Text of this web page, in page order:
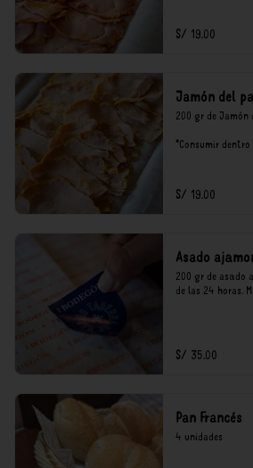
incluyen
consumo.
S/ 19.00
Jamón del
200 gr de Jamón
*Consumir
incluyen
consumo.
S/ 19.00
Asado
200 gr de asado
de las 24 horas.
S/ 35.00
Pan Francés
4 unidades